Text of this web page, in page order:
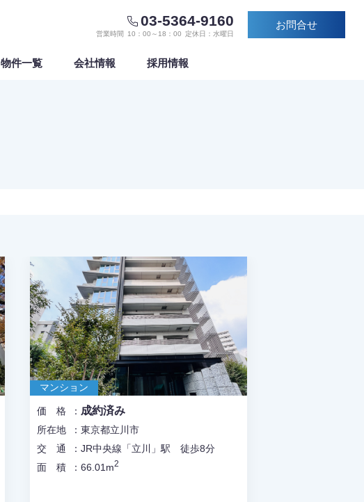
マンション
価格 成約済み
所在地
東京都立川市
交通 JR中央線「立川」駅 徒歩8分
面積 66.01m2
03-5364-9160
営業時間 10：00～18：00 定休日：水曜日
お問合せ
物件一覧 会社情報 採用情報